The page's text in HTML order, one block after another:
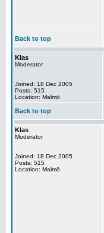
Back to top
Klas
Moderator
Joined: 18 Dec 2005
Posts: 515
Location: Malmö
Back to top
Klas
Moderator
Joined: 18 Dec 2005
Posts: 515
Location: Malmö